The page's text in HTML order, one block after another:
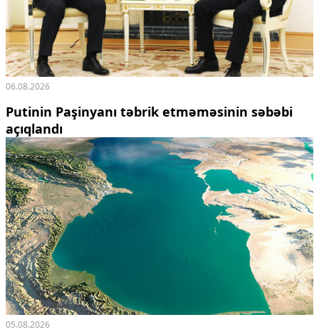
06.08.2026
Putinin Paşinyanı təbrik etməməsinin səbəbi
açıqlandı
05.08.2026